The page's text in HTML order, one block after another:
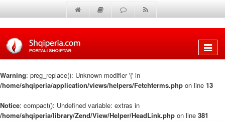
Shfaq
Warning: preg_replace(): Unknown modifier '{' in
/home/shqiperia/application/views/helpers/Fetchterms.php on line 13
Notice: compact(): Undefined variable: extras in
/home/shqiperia/library/Zend/View/Helper/HeadLink.php on line 381